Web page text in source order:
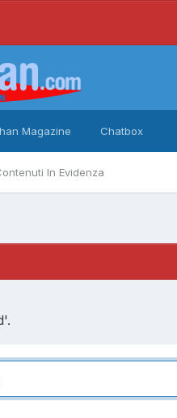
In Evidenza
Magazine Chatbox